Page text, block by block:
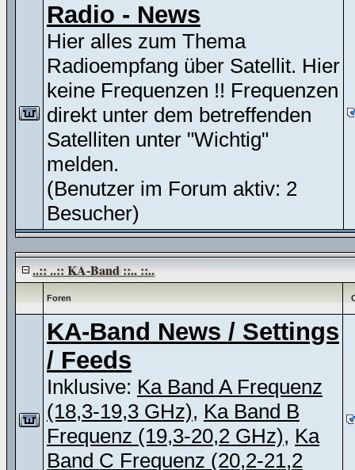
Radio - News
Hier alles zum Thema
Radioempfang über Satellit. Hier
keine Frequenzen !! Frequenzen
direkt unter dem betreffenden
Satelliten unter "Wichtig"
melden.
(Benutzer im Forum aktiv: 2
Besucher)
..:: ..:: KA-Band ::.. ::..
Foren
KA-Band News / Settings
/ Feeds
Inklusive: Ka Band A Frequenz
(18,3-19,3 GHz), Ka Band B
Frequenz (19,3-20,2 GHz), Ka
Band C Frequenz (20,2-21,2